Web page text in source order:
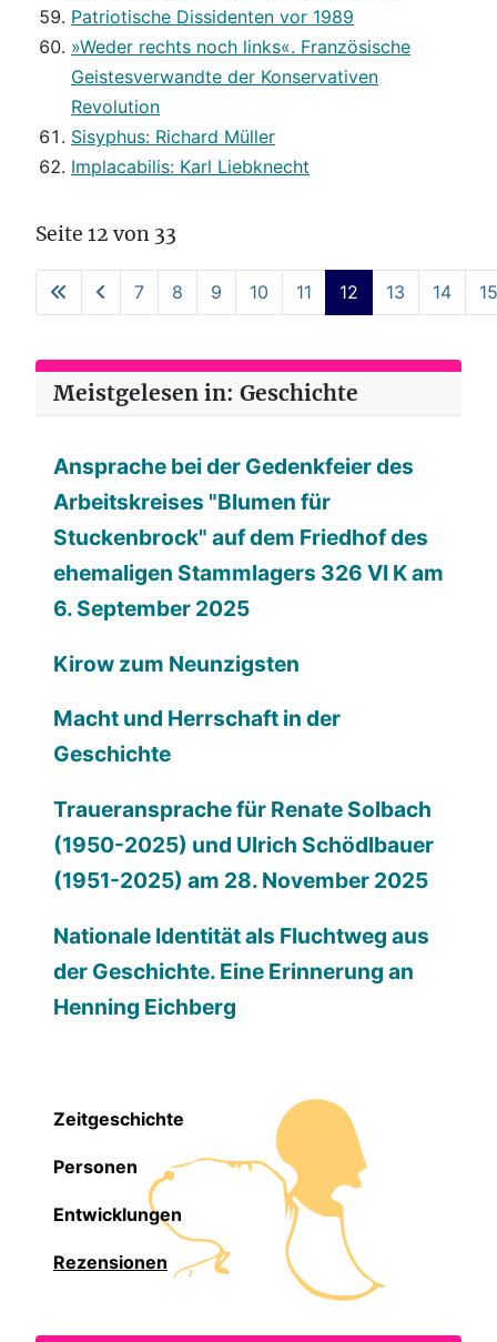
Patriotische Dissidenten vor 1989
»Weder rechts noch links«. Französische
Geistesverwandte der Konservativen
Revolution
Sisyphus: Richard Müller
Implacabilis: Karl Liebknecht
Seite 12 von 33
7 8 9 10 11 12 13 14 15
Meistgelesen in: Geschichte
Ansprache bei der Gedenkfeier des
Arbeitskreises "Blumen für
Stuckenbrock" auf dem Friedhof des
ehemaligen Stammlagers 326 VI K am
6. September 2025
Kirow zum Neunzigsten
Macht und Herrschaft in der
Geschichte
Traueransprache für Renate Solbach
(1950-2025) und Ulrich Schödlbauer
(1951-2025) am 28. November 2025
Nationale Identität als Fluchtweg aus
der Geschichte. Eine Erinnerung an
Henning Eichberg
Zeitgeschichte
Personen
Entwicklungen
Rezensionen